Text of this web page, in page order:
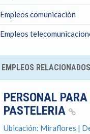
Empleos comunicación
Empleos
EMPLEOS RELACIONADOS
PERSONAL
PASTELERIA
Ubicación: Miraflores |